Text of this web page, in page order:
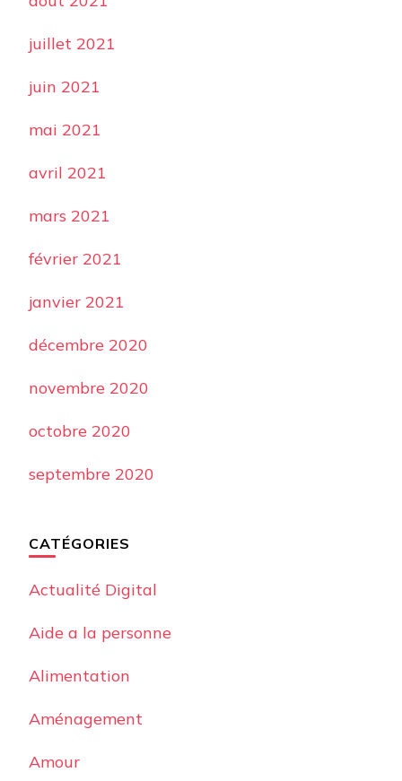
juillet 2021
juin 2021
mai 2021
avril 2021
mars 2021
février 2021
janvier 2021
décembre 2020
novembre 2020
octobre 2020
septembre 2020
CATÉGORIES
Actualité Digital
Aide a la personne
Alimentation
Aménagement
Amour